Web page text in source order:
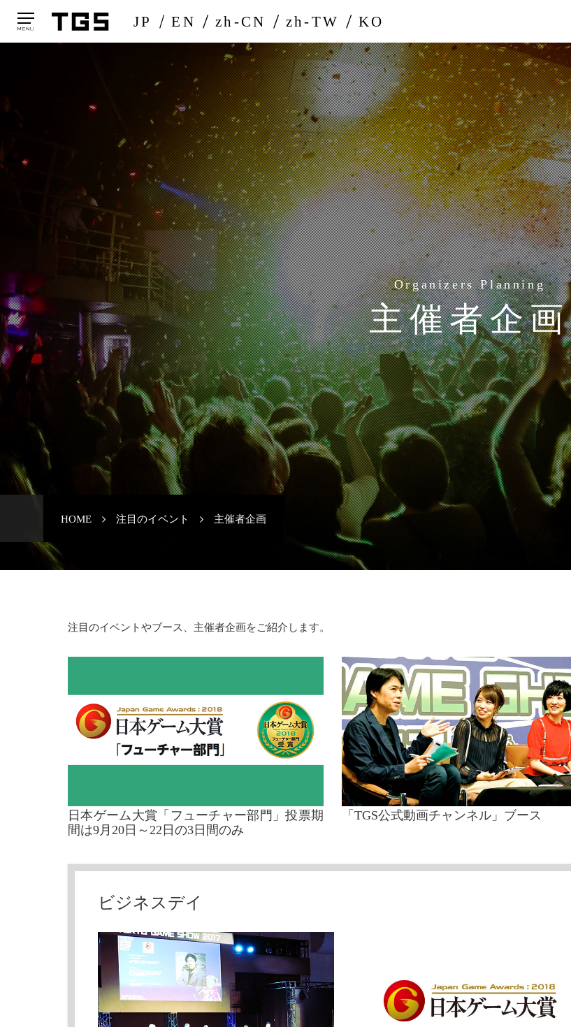
JP EN zh-CN zh-TW KO
Organizers Planning
主催者企画
HOME 注目のイベント 主催者企画
注目のイベントやブース、主催者企画をご紹介します。
日本ゲーム大賞「フューチャー部門」投票期
間は9月20日～22日の3日間のみ
「TGS公式動画チャンネル」ブース
ビジネスデイ